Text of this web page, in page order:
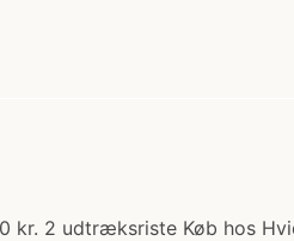
kr. 2 udtræksriste Køb hos